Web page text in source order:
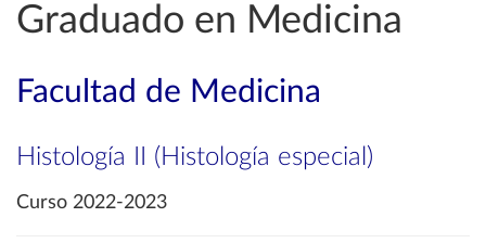
Graduado en Medicina
Facultad de Medicina
Histología II (Histología especial)
Curso 2022-2023